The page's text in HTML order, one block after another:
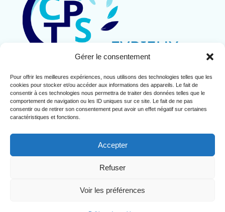
Gérer le consentement
Pour offrir les meilleures expériences, nous utilisons des technologies telles que les
cookies pour stocker et/ou accéder aux informations des appareils. Le fait de
consentir à ces technologies nous permettra de traiter des données telles que le
comportement de navigation ou les ID uniques sur ce site. Le fait de ne pas
consentir ou de retirer son consentement peut avoir un effet négatif sur certaines
caractéristiques et fonctions.
Accepter
Refuser
Voir les préférences
Contact
Mentions légales
Politique de cookies (UE)